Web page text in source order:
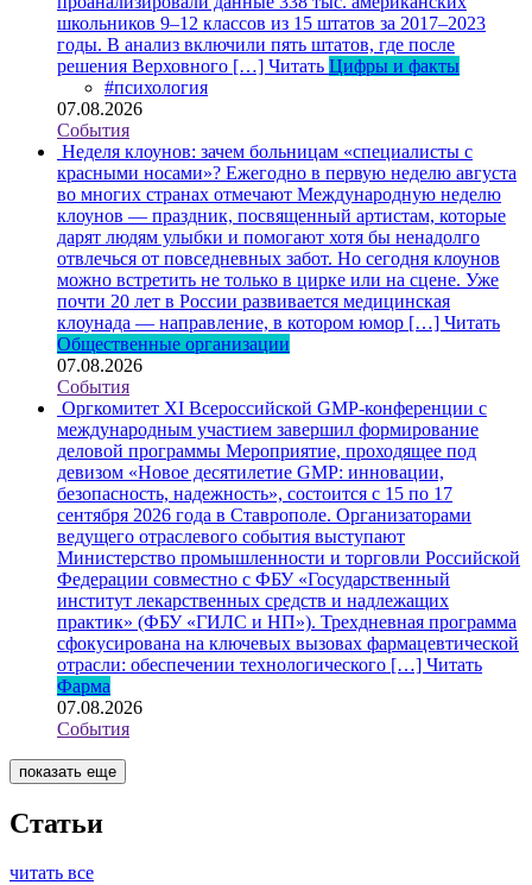
школьников 9–12 классов из 15 штатов за 2017–2023
годы. В анализ включили пять штатов, где после
решения Верховного […] Читать Цифры и факты
#психология
07.08.2026
События
Неделя клоунов: зачем больницам «специалисты с
красными носами»? Ежегодно в первую неделю августа
во многих странах отмечают Международную неделю
клоунов — праздник, посвященный артистам, которые
дарят людям улыбки и помогают хотя бы ненадолго
отвлечься от повседневных забот. Но сегодня клоунов
можно встретить не только в цирке или на сцене. Уже
почти 20 лет в России развивается медицинская
клоунада — направление, в котором юмор […] Читать
Общественные организации
07.08.2026
События
Оргкомитет XI Всероссийской GMP-конференции с
международным участием завершил формирование
деловой программы Мероприятие, проходящее под
девизом «Новое десятилетие GMP: инновации,
безопасность, надежность», состоится с 15 по 17
сентября 2026 года в Ставрополе. Организаторами
ведущего отраслевого события выступают
Министерство промышленности и торговли Российской
Федерации совместно с ФБУ «Государственный
институт лекарственных средств и надлежащих
практик» (ФБУ «ГИЛС и НП»). Трехдневная программа
сфокусирована на ключевых вызовах фармацевтической
отрасли: обеспечении технологического […] Читать
Фарма
07.08.2026
События
показать еще
Статьи
читать все